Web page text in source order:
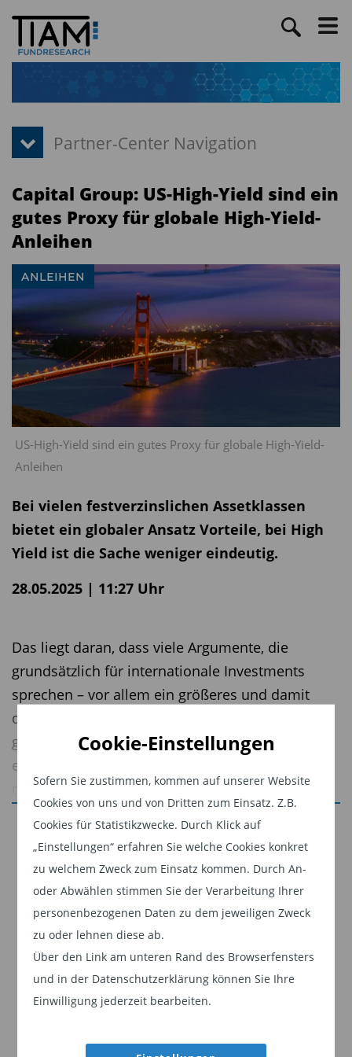
Cookie-Einstellungen
Sofern Sie zustimmen, kommen auf unserer Website
Cookies von uns und von Dritten zum Einsatz. Z.B.
Cookies für Statistikzwecke. Durch Klick auf
„Einstellungen“ erfahren Sie welche Cookies konkret
zu welchem Zweck zum Einsatz kommen. Durch An-
oder Abwählen stimmen Sie der Verarbeitung Ihrer
personenbezogenen Daten zu dem jeweiligen Zweck
zu oder lehnen diese ab.
Über den Link am unteren Rand des Browserfensters
und in der Datenschutzerklärung können Sie Ihre
Einwilligung jederzeit bearbeiten.
Capital Group: US-High-Yield sind ein
gutes Proxy für globale High-Yield-
Anleihen
US-High-Yield sind ein gutes Proxy für globale High-Yield-
Anleihen
ANLEIHEN
Bei vielen festverzinslichen Assetklassen
bietet ein globaler Ansatz Vorteile, bei High
Yield ist die Sache weniger eindeutig.
28.05.2025 | 11:27 Uhr
Das liegt daran, dass viele Argumente, die
grundsätzlich für internationale Investments
sprechen – vor allem ein größeres und damit
diversifiziertes Anlageuniversum – hier nicht
gelten. Das Volumen des Marktes für
europäische High Yield hat sich zwar seit 2012
mehr als verdreifacht, was ihn zum größten
hochverzinslichen Industrieanleihenmarkt
sein Anteil am globalen Anlageuniversum klein.
Hier liegen US-Papiere mit Abstand vorn.
Am 30. April 2025 bestand der internationale
Markt für High-Yield-Unternehmensanleihen zu
70% aus US-Dollar-Papieren. Die Märkte für US-
und globale High-Yield-Anleihen sind einander
sehr ähnlich. Der einzige echte Unterschied ist
Jetzt weiterlesen
Dieser Inhalt ist für professionelle Anleger
bestimmt. Mit Klick auf "Weiter" bestätigen
Sie, dass Sie ein professioneller Anleger sind
und stimmen unserer
Datenschutzerklärung
zu.
Weiter